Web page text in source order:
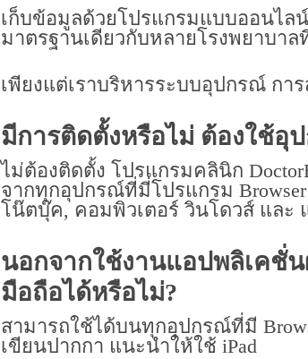
เก็บข้อมูลด้วยโปรแกรมแบบออนไล
มาตรฐานเดียวกับหลายโรงพยาบาล
เพียงแต่เราบริหารระบบอุปกรณ์ กา
มีการติดตั้งหรือไม่ ต้องใช้อุ
ไม่ต้องติดตั้งโปรแกรมคลินิก
จากทุกอุปกรณ์ที่มี่โปรแกรม
โน๊ตบุ๊ค, คอมพิวเตอร์ วินโดวส์ และ
นอกจากใช้งานแอปพลิเคชั่
มือถือได้หรือไม่?
สามารถใช้ได้บนทุกอุปกรณ์ที่มี
เขียนปากกา แนะนำให้ใช้ iPad